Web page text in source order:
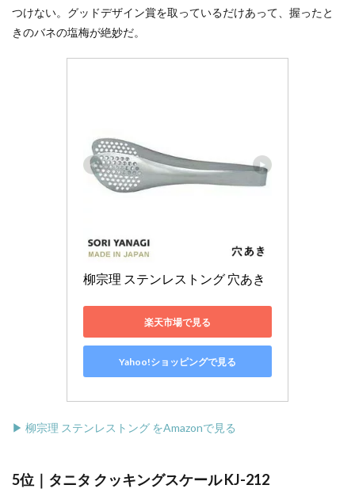
つけない。グッドデザイン賞を取っているだけあって、握ったと
きのバネの塩梅が絶妙だ。
柳宗理 ステンレストング 穴あき
楽天市場で見る
Yahoo!ショッピングで見る
▶ 柳宗理 ステンレストング をAmazonで見る
5位｜タニタ クッキングスケール KJ-212